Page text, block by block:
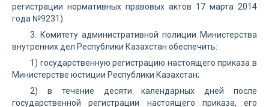
регистрации нормативных правовых актов 17 марта 2014
года №9231).
3. Комитету административной полиции Министерства
внутренних дел Республики Казахстан обеспечить:
1) государственную регистрацию настоящего приказа в
Министерстве юстиции Республики Казахстан;
2) в течение десяти календарных дней после
государственной регистрации настоящего приказа, его